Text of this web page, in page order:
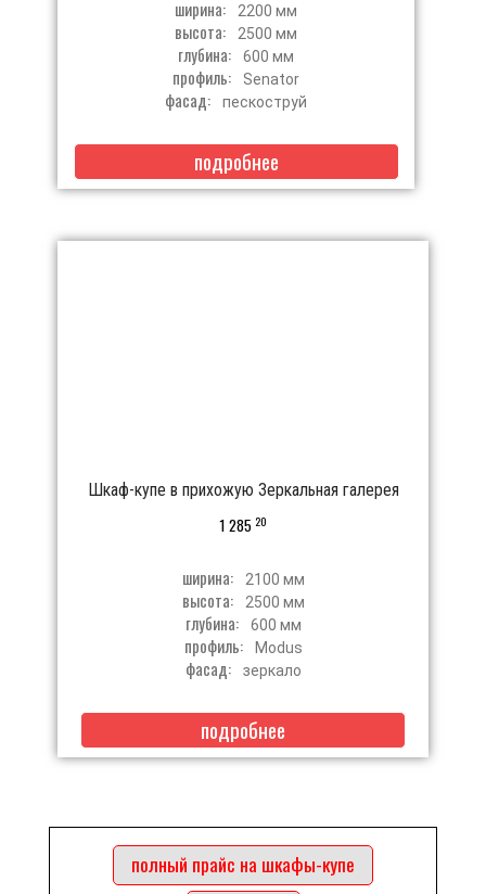
ширина: 2200 мм
высота: 2500 мм
глубина: 600 мм
профиль: Senator
фасад: пескоструй
подробнее
Шкаф-купе в прихожую Зеркальная галерея
1 285 20
ширина: 2100 мм
высота: 2500 мм
глубина: 600 мм
профиль: Modus
фасад: зеркало
подробнее
полный прайс на шкафы-купе